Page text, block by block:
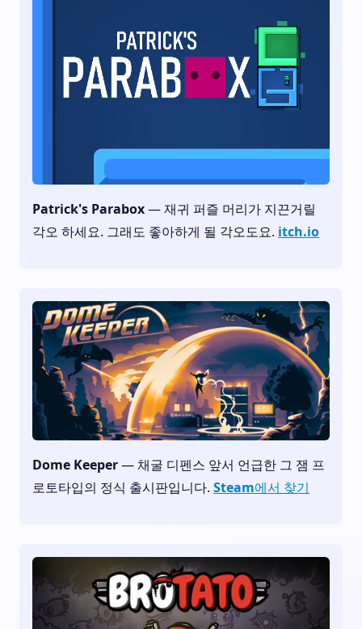
Patrick's Parabox— 재귀 퍼즐 머리가 지끈거릴
각오 하세요. 그래도 좋아하게 될 각오도요. itch.io
Dome Keeper— 채굴 디펜스 앞서 언급한 그 잼 프
로토타입의 정식 출시판입니다. Steam에서 찾기